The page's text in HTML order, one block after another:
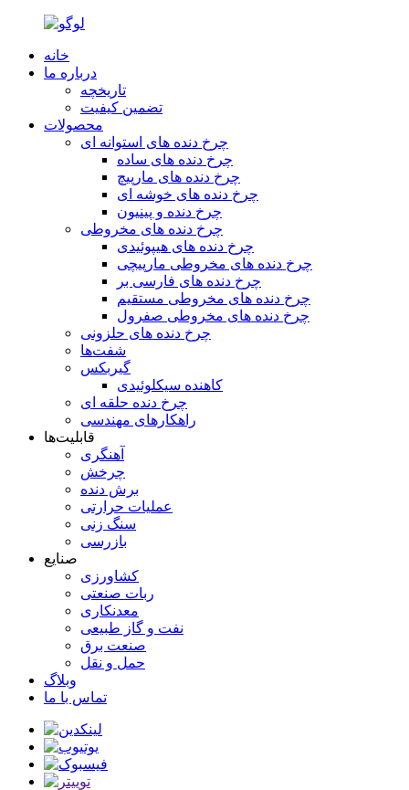
خانه
درباره ما
تاریخچه
تضمین کیفیت
محصولات
چرخ دنده های استوانه ای
چرخ دنده های ساده
چرخ دنده های مارپیچ
چرخ دنده های خوشه ای
چرخ دنده و پینیون
چرخ دنده های مخروطی
چرخ دنده های هیپوئیدی
چرخ دنده های مخروطی مارپیچی
چرخ دنده های فارسی بر
چرخ دنده های مخروطی مستقیم
چرخ دنده های مخروطی صفرول
چرخ دنده های حلزونی
شفت‌ها
گیربکس
کاهنده سیکلوئیدی
چرخ دنده حلقه ای
راهکارهای مهندسی
قابلیت‌ها
آهنگری
چرخش
برش دنده
عملیات حرارتی
سنگ زنی
بازرسی
صنایع
کشاورزی
ربات صنعتی
معدنکاری
نفت و گاز طبیعی
صنعت برق
حمل و نقل
وبلاگ
تماس با ما